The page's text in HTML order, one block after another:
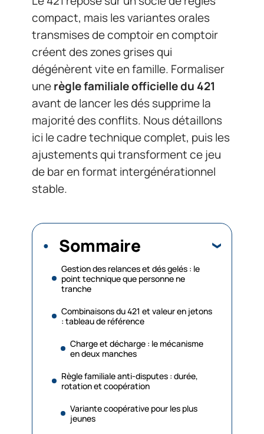
compact, mais les variantes orales
transmises de comptoir en comptoir
créent des zones grises qui
dégénèrent vite en famille. Formaliser
unerègle familiale officielle du 421
avant de lancer les dés supprime la
majorité des conflits. Nous détaillons
ici le cadre technique complet, puis les
ajustements qui transforment ce jeu
de bar en format intergénérationnel
stable.
Sommaire
Gestion des relances et dés gelés : le
point technique que personne ne
tranche
Combinaisons du 421 et valeur en jetons
: tableau de référence
Charge et décharge : le mécanisme
en deux manches
Règle familiale anti-disputes : durée,
rotation et coopération
Variante coopérative pour les plus
jeunes